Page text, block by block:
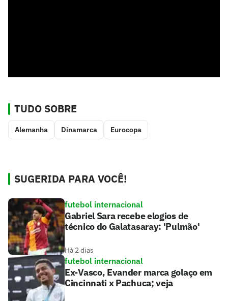
TUDO SOBRE
Alemanha Dinamarca Eurocopa
SUGERIDA PARA VOCÊ!
futebol internacional
Gabriel Sara recebe elogios de
técnico do Galatasaray: 'Pulmão'
Há 2 dias
futebol internacional
Ex-Vasco, Evander marca golaço em
Cincinnati x Pachuca; veja